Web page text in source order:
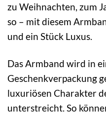
zu Weihnachten, zum
so – mit diesem
und ein Stück Luxus.
Das Armband wird in
Geschenkverpackung
luxuriösen Charakter
unterstreicht. So